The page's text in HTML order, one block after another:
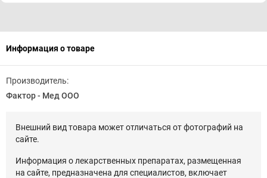
Информация о товаре
Производитель:
Фактор - Мед ООО
Внешний вид товара может отличаться от фотографий на
сайте.
Информация о лекарственных препаратах, размещенная
на сайте, предназначена для специалистов, включает